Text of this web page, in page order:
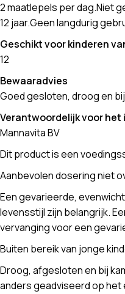
2 maatlepels per dag.Niet
12 jaar.Geen langdurig
Geschikt voor kinderen
12
Bewaaradvies
Goed gesloten, droog en
Verantwoordelijk voor het
Mannavita BV
Dit product is een
Aanbevolen dosering niet
Een gevarieerde,
levensstijl zijn belangrijk.
vervanging voor een
Buiten bereik van jonge
Droog, afgesloten en bij
anders geadviseerd op het